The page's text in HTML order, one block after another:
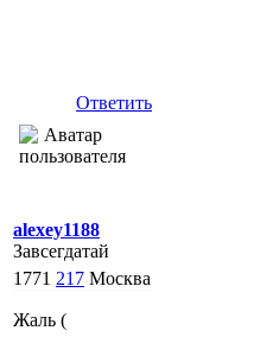
Ответить
alexey1188
Завсегдатай
1771 217 Москва
Жаль (